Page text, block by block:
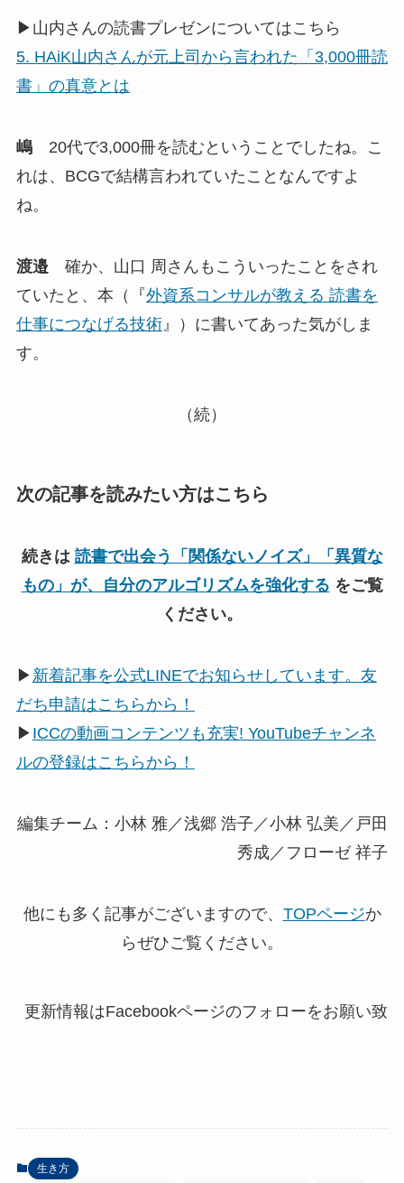
▶山内さんの読書プレゼンについてはこちら
5. HAiK山内さんが元上司から言われた「3,000冊読
書」の真意とは
嶋20代で3,000冊を読むということでしたね。こ
れは、BCGで結構言われていたことなんですよ
ね。
渡邉 確か、山口 周さんもこういったことをされ
ていたと、本（『外資系コンサルが教える 読書を
仕事につなげる技術』）に書いてあった気がしま
す。
（続）
次の記事を読みたい方はこちら
続きは 読書で出会う「関係ないノイズ」「異質な
もの」が、自分のアルゴリズムを強化する をご覧
ください。
▶ 新着記事を公式LINEでお知らせしています。友
だち申請はこちらから！
▶ ICCの動画コンテンツも充実! YouTubeチャンネ
ルの登録はこちらから！
編集チーム：小林 雅／浅郷 浩子／小林 弘美／戸田
秀成／フローゼ 祥子
他にも多く記事がございますので、 TOPページか
らぜひご覧ください。
生き方